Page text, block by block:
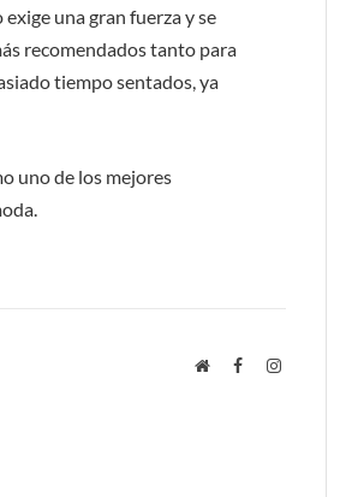
una gran fuerza y se
recomendados tanto para
tiempo sentados, ya
uno de los mejores
WebsiteFacebookInstagram